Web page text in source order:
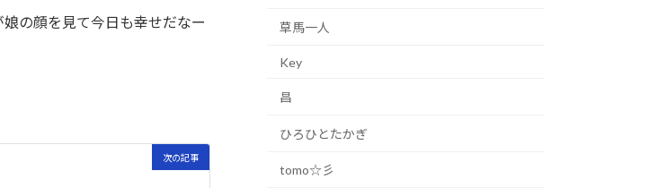
の顔を見て今日も幸せだなー
次の記事
草馬一人
Key
昌
ひろひとたかぎ
tomo☆彡